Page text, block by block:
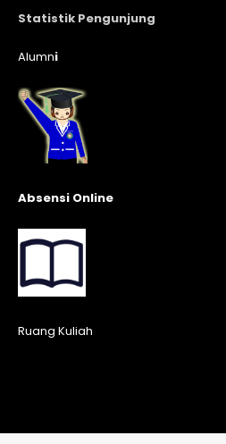
Statistik Pengunjung
Alumni
Absensi Online
Ruang Kuliah